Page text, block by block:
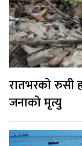
रातभरको रुसी
जनाको मृत्यु